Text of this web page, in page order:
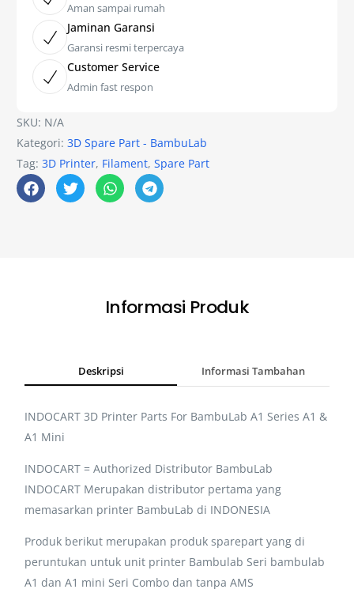
Aman sampai rumah
Jaminan Garansi
Garansi resmi terpercaya
Customer Service
Admin fast respon
SKU: N/A
Kategori:3D Spare Part - BambuLab
Tag:3D Printer, Filament,Spare Part
Informasi Produk
Deskripsi Informasi Tambahan
INDOCART 3D Printer Parts For BambuLab A1 Series A1 &
A1 Mini
INDOCART = Authorized Distributor BambuLab
INDOCART Merupakan distributor pertama yang
memasarkan printer BambuLab di INDONESIA
Produk berikut merupakan produk sparepart yang di
peruntukan untuk unit printer Bambulab Seri bambulab
A1 dan A1 mini Seri Combo dan tanpa AMS